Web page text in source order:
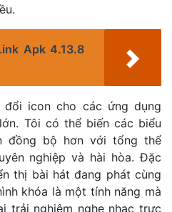
Apk 4.13.8
đổi icon cho các ứng dụng
Tôi có thể biến các biểu
đồng bộ hơn với tổng thể
nghiệp và hài hòa. Đặc
thị bài hát đang phát cùng
khóa là một tính năng mà
trải nghiệm nghe nhạc trực